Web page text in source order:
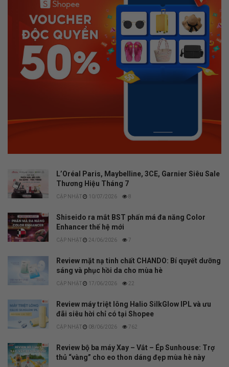
L’Oréal Paris, Maybelline, 3CE, Garnier Siêu Sale
Thương Hiệu Tháng 7
10/07/2026 8
Shiseido ra mắt BST phấn má đa năng Color
Enhancer thế hệ mới
24/06/2026 7
Review mặt nạ tinh chất CHANDO: Bí quyết dưỡng
sáng và phục hồi da cho mùa hè
17/06/2026 22
Review máy triệt lông Halio SilkGlow IPL và ưu
đãi siêu hời chỉ có tại Shopee
08/06/2026 762
Review bộ ba máy Xay – Vắt – Ép Sunhouse: Trợ
thủ “vàng” cho eo thon dáng đẹp mùa hè này